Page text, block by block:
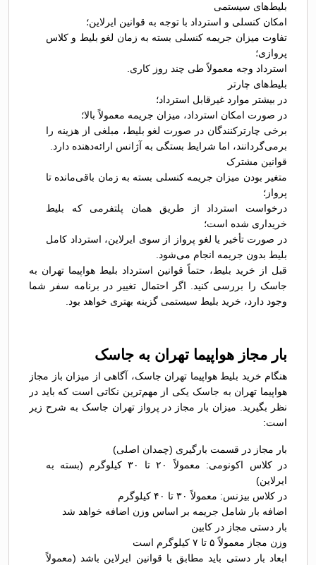
بلیط‌های سیستمی
امکان کنسلی و استرداد با توجه به قوانین ایرلاین؛
تفاوت میزان جریمه کنسلی بسته به زمان لغو بلیط و کلاس
پروازی؛
استرداد وجه معمولاً طی چند روز کاری.
بلیط‌های چارتر
در بیشتر موارد غیرقابل استرداد؛
در صورت امکان استرداد، میزان جریمه معمولاً بالا؛
برخی چارترکنندگان در صورت لغو بلیط، مبلغی از هزینه را
برمی‌گردانند، اما شرایط بستگی به آژانس ارائه‌دهنده دارد.
قوانین مشترک
متغیر بودن میزان جریمه کنسلی بسته به زمان باقی‌مانده تا
پرواز؛
درخواست استرداد از طریق همان پلتفرمی که بلیط
خریداری شده است؛
در صورت تأخیر یا لغو پرواز از سوی ایرلاین، استرداد کامل
بلیط بدون جریمه انجام می‌شود.
قبل از خرید بلیط، حتماً قوانین استرداد بلیط هواپیما تهران به
جاسک را بررسی کنید. اگر احتمال تغییر در برنامه سفر شما
وجود دارد، خرید بلیط سیستمی گزینه بهتری خواهد بود.
بار مجاز هواپیما تهران به جاسک
هنگام خرید بلیط هواپیما تهران جاسک، آگاهی از میزان باز مجاز
هواپیما تهران به جاسک یکی از مهم‌ترین نکاتی است که باید در
نظر بگیرید. میزان بار مجاز در پرواز تهران جاسک به شرح زیر
است:
بار مجاز در قسمت بارگیری (چمدان اصلی)
در کلاس اکونومی: معمولاً ۲۰ تا ۳۰ کیلوگرم (بسته به
ایرلاین)
در کلاس بیزنس: معمولاً ۳۰ تا ۴۰ کیلوگرم
اضافه بار شامل جریمه بر اساس وزن اضافه خواهد شد
بار دستی مجاز در کابین
وزن مجاز معمولاً ۵ تا ۷ کیلوگرم است
ابعاد بار دستی باید مطابق با قوانین ایرلاین باشد (معمولاً